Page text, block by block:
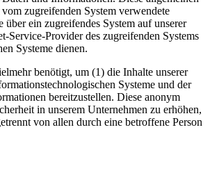
zugreifenden System verwendete
ein zugreifendes System auf unserer
Service-Provider des zugreifenden Systems
Systeme dienen.
benötigt, um (1) die Inhalte unserer
Systeme und der
bereitzustellen. Diese anonym
in unserem Unternehmen zu erhöhen,
von allen durch eine betroffene Person